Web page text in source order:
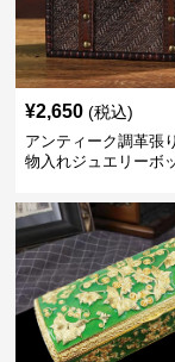
¥2,650 (税込)
アンティーク調革張
物入れジュエリーボ